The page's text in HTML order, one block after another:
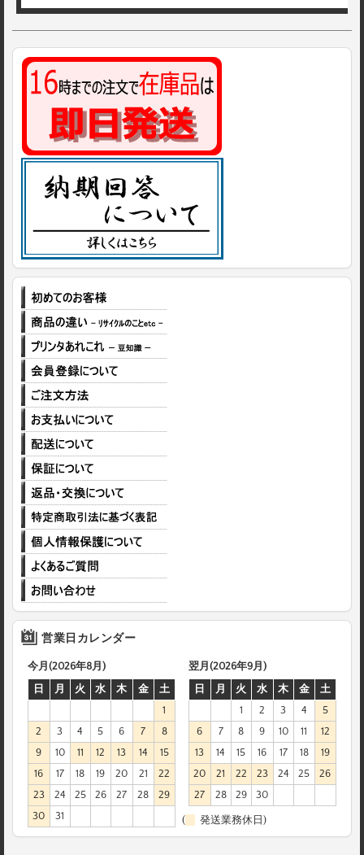
営業日カレンダー
今月(2026年8月)
日
月 火 水 木 金
土
1
2
3 4 5 6 7
8
9
10 11 12 13 14
15
16
17 18 19 20 21
22
23
24 25 26 27 28
29
30
31
翌月(2026年9月)
日
月 火 水 木 金
土
1
2 3 4
5
6
7 8 9 10 11
12
13
14 15 16 17 18
19
20
21 22 23 24 25
26
27
28 29 30
( 発送業務休日)